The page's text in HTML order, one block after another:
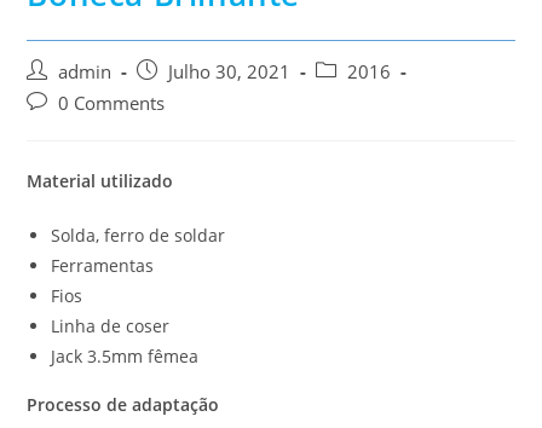
Post
author:
admin
Post
published:
Julho 30, 2021
Post2016
Post0 Comments
Material utilizado
Solda, ferro de soldar
Ferramentas
Fios
Linha de coser
Jack 3.5mm fêmea
Processo de adaptação